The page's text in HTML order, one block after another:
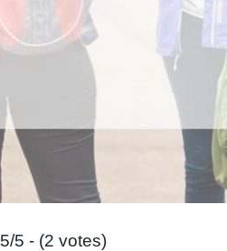
5/5 - (2 votes)